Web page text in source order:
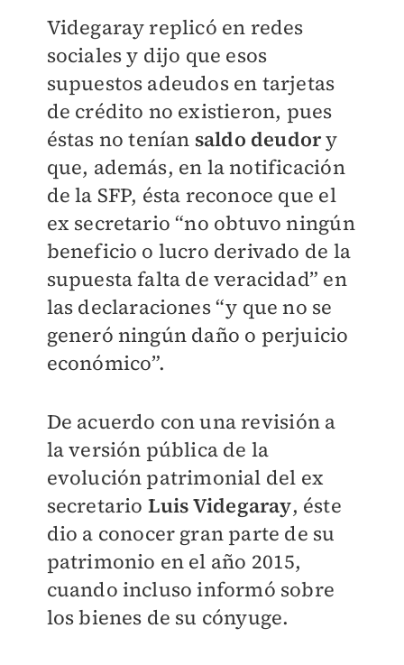
Videgaray replicó en redes
sociales y dijo que esos
supuestos adeudos en tarjetas
de crédito no existieron, pues
éstas no tenían saldo deudory
que, además, en la notificación
de la SFP, ésta reconoce que el
ex secretario “no obtuvo ningún
beneficio o lucro derivado de la
supuesta falta de veracidad” en
las declaraciones “y que no se
generó ningún daño o perjuicio
económico”.
De acuerdo con una revisión a
la versión pública de la
evolución patrimonial del ex
secretario Luis Videgaray, éste
dio a conocer gran parte de su
patrimonio en el año 2015,
cuando incluso informó sobre
los bienes de su cónyuge.